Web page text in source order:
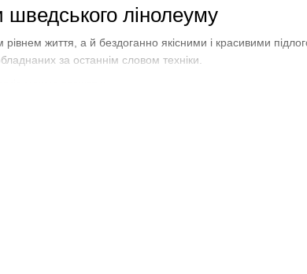
шведського лінолеуму
рівнем життя, а й бездоганно якісними і красивими
за останнім словом техніки.